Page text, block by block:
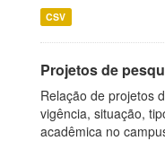
CSV
Projetos de
Relação de projetos
vigência, situação,
acadêmica no